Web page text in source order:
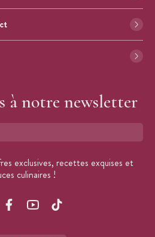
à notre newsletter
exclusives, recettes exquises et
culinaires !